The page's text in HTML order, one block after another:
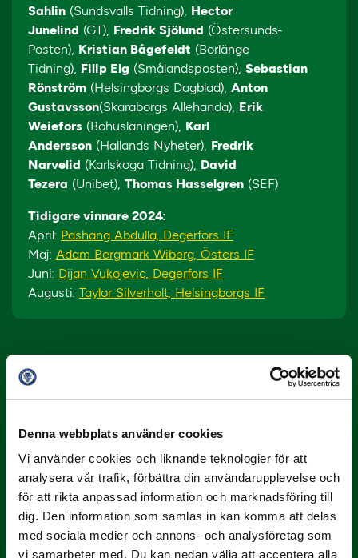
Denna webbplats använder cookies
Vi använder cookies och liknande teknologier för att
analysera vår trafik, förbättra din användarupplevelse och
för att rikta anpassad information och marknadsföring till
dig. Den information som samlas in kan komma att delas
med sociala medier och annons- och analysföretag som
vi samarbeter med. Du kan nedan välja att acceptera alla
Sahlin (Sundsvalls Tidning), Hector
Junelind (GT), Fredrik Sjölund (Östersunds-
Posten), Kristian Bågefeldt (Borlänge
Tidning), Filip Elg (Smålandsposten), Sebastian
Rönström (Helsingborgs Dagblad), Anton
Gustavsson(Skaraborgs Allehanda), Erik
Weiefors (Bohusläningen), Karl
Andersson (Hallands Nyheter), Fredrik
Narvelid (Karlskoga Tidning), David
Tezera (Unibet), Thomas Hasselgren (SEF)
Tidigare vinnare 2024:
April: Pashang Abdulla, Degerfors IF
Maj: Adam Bergmark Wiberg, Östers IF
Juni: Dijan Vukojevic, Degerfors IF
Augusti: Taylor Silverholt, Helsingborgs IF
10 JULI
Dubbla Landskrona-priser när juni
summeras
"Vilken…